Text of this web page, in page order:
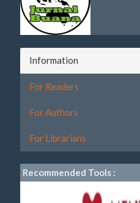
Information
For Readers
For Authors
For Librarians
Recommended Tools :